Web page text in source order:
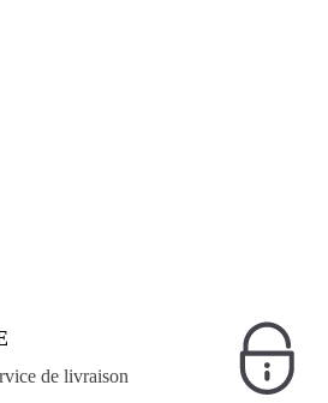
de livraison